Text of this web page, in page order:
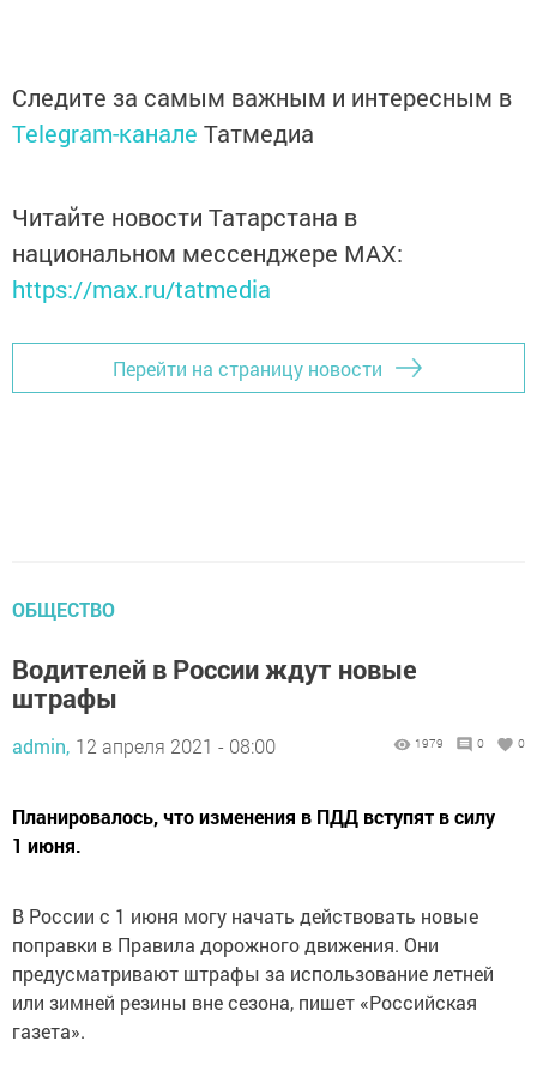
Следите за самым важным и интересным в
Telegram-канале Татмедиа
Читайте новости Татарстана в
национальном мессенджере MАХ:
https://max.ru/tatmedia
Перейти на страницу новости
ОБЩЕСТВО
Водителей в России ждут новые
штрафы
admin, 12 апреля 2021 - 08:00 1979 0 0
Планировалось, что изменения в ПДД вступят в силу
1 июня.
В России с 1 июня могу начать действовать новые
поправки в Правила дорожного движения. Они
предусматривают штрафы за использование летней
или зимней резины вне сезона, пишет «Российская
газета».